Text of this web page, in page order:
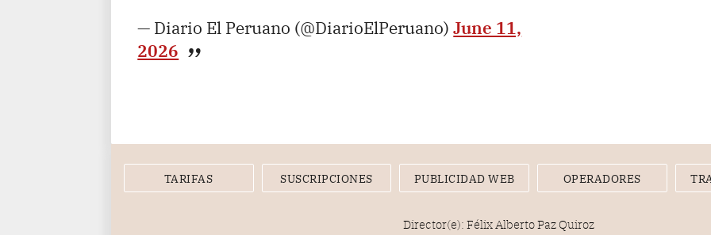
— Diario El Peruano (@DiarioElPeruano)June 11,
2026
TARIFAS SUSCRIPCIONES PUBLICIDAD WEB OPERADORES
Director(e): Félix Alberto Paz Quiroz